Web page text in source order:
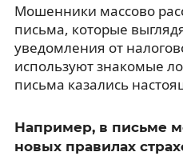
Мошенники массово
письма, которые
уведомления от
используют знакомые
письма казались
Например, в письме
новых правилах